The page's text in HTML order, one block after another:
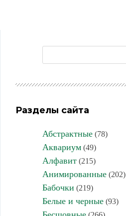
Разделы сайта
Абстрактные(78)
Аквариум(49)
Алфавит(215)
Анимированные(202)
Бабочки (219)
Белые и черные(93)